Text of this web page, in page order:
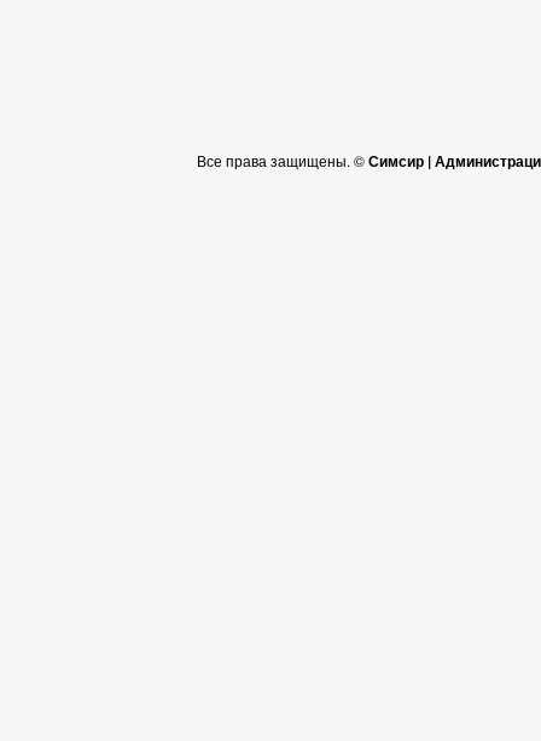
Все права защищены. ©Симсир |